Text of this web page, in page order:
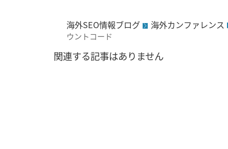
海外SEO情報ブログ 海外カンファレンス
ウントコード
関連する記事はありません